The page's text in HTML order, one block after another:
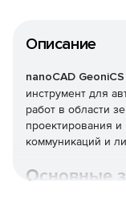
Описание
nanoCAD
инструмент для
работ в области
проектирования
коммуникаций и
Основные